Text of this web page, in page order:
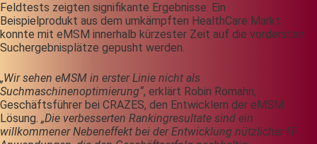
Feldtests zeigten signifikante Ergebnisse: Ein
Beispielprodukt aus dem umkämpften HealthCare Markt
konnte mit eMSM innerhalb kürzester Zeit auf die vordersten
Suchergebnisplätze gepusht werden.
„Wir sehen eMSM in erster Linie nicht als
Suchmaschinenoptimierung“, erklärt Robin Romahn,
Geschäftsführer bei CRAZES, den Entwicklern der eMSM
Lösung. „Die verbesserten Rankingresultate sind ein
willkommener Nebeneffekt bei der Entwicklung nützlicher IT-